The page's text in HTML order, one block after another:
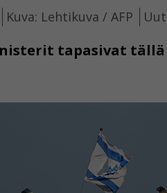
Kuva: Lehtikuva / AFP
tapasivat